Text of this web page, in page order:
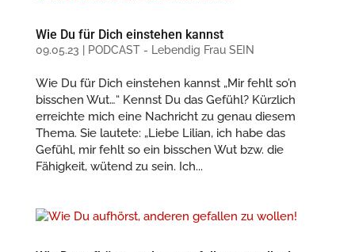
Wie Du für Dich einstehen kannst
09.05.23 PODCAST - Lebendig Frau SEIN
Wie Du für Dich einstehen kannst „Mir fehlt so’n
bisschen Wut…“ Kennst Du das Gefühl? Kürzlich
erreichte mich eine Nachricht zu genau diesem
Thema. Sie lautete: „Liebe Lilian, ich habe das
Gefühl, mir fehlt so ein bisschen Wut bzw. die
Fähigkeit, wütend zu sein. Ich...